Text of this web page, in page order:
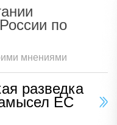
по
мнениями
разведка
ЕС